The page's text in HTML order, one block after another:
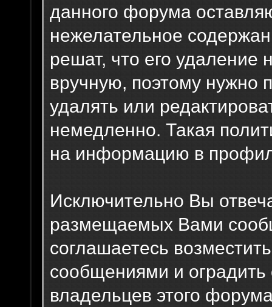
данного форума
нежелательное
решат, что его удаление
вручную, поэтому нужно
удалять или
немедленно. Такая
на информацию в
Исключительно Вы
размещаемых Вами
соглашаетесь
сообщениями и оградить
владельцев этого